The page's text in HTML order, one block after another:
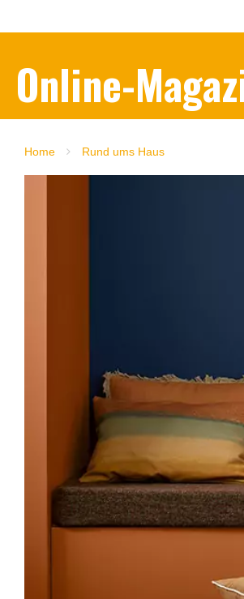
Online-
Home Rund ums Haus